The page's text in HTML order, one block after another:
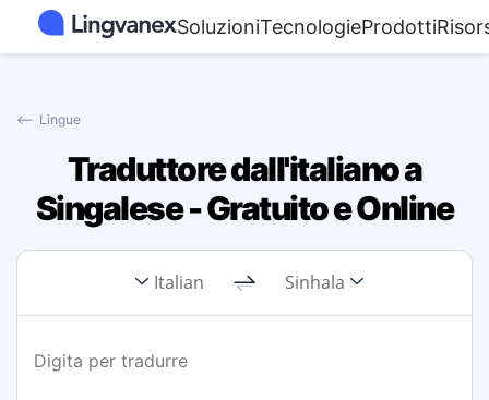
SoluzioniTecnologieProdotti
⟵ Lingue
Traduttore dall'italiano a
Singalese - Gratuito e Online
Italian Sinhala